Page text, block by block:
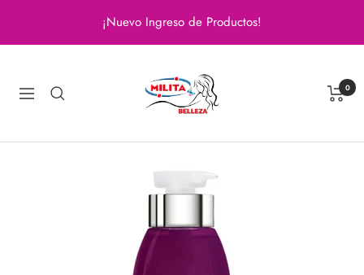
contenido
¡Nuevo Ingreso de Productos!
Navigación
Belleza
0